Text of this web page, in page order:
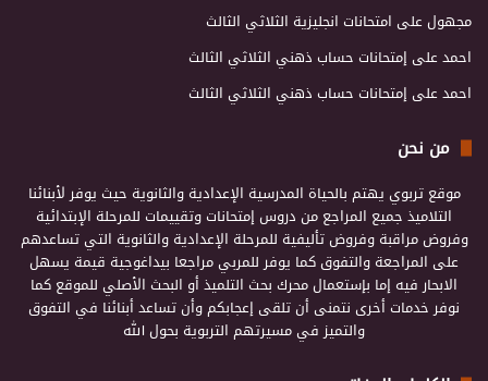
مجهولعلى امتحانات انجليزية الثلاثي الثالث
احمدعلى إمتحانات حساب ذهني الثلاثي الثالث
احمدعلى إمتحانات حساب ذهني الثلاثي الثالث
من نحن
موقع تربوي يهتم بالحياة المدرسية الإعدادية والثانوية حيث يوفر لأبنائنا
التلاميذ جميع المراجع من دروس إمتحانات وتقييمات للمرحلة الإبتدائية
وفروض مراقبة وفروض تأليفية للمرحلة الإعدادية والثانوية التي تساعدهم
على المراجعة والتفوق كما يوفر للمربي مراجعا بيداغوجية قيمة يسهل
الابحار فيه إما بإستعمال محرك بحث التلميذ أو البحث الأصلي للموقع كما
نوفر خدمات أخرى نتمنى أن تلقى إعجابكم وأن تساعد أبنائنا في التفوق
والتميز في مسيرتهم التربوية بحول الله